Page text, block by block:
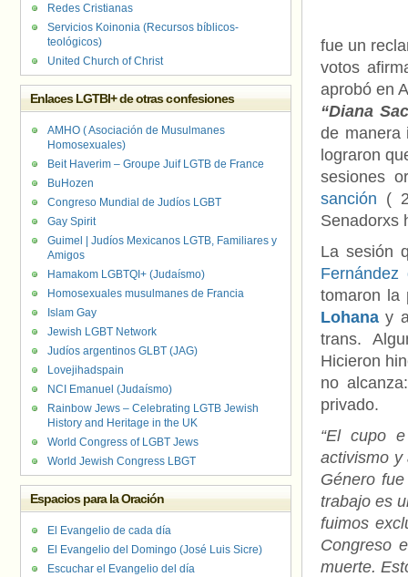
fue un
votos
aprobó en
“Diana
de manera
lograron
sesiones
sanción (
Senadorxs
La sesión
tomaron la
Lohana y
trans.
Hicieron
no
privado.
“El cupo
activismo y
Género
trabajo es
fuimos
Congreso
muerte.
Redes Cristianas
Servicios Koinonia (Recursos bíblicos-
teológicos)
United Church of Christ
Enlaces LGTBI+ de otras confesiones
AMHO ( Asociación de Musulmanes
Homosexuales)
Beit Haverim – Groupe Juif LGTB de France
BuHozen
Congreso Mundial de Judíos LGBT
Gay Spirit
Guimel | Judíos Mexicanos LGTB, Familiares y
Amigos
Hamakom LGBTQI+ (Judaísmo)
Homosexuales musulmanes de Francia
Islam Gay
Jewish LGBT Network
Judíos argentinos GLBT (JAG)
Lovejihadspain
NCI Emanuel (Judaísmo)
Rainbow Jews – Celebrating LGTB Jewish
History and Heritage in the UK
World Congress of LGBT Jews
World Jewish Congress LBGT
Espacios para la Oración
El Evangelio de cada día
El Evangelio del Domingo (José Luis Sicre)
Escuchar el Evangelio del día